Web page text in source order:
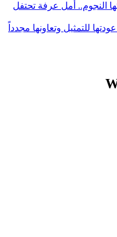
النجوم.. أمل عرفة تحتفل
للتمثيل وتعاونها مجدداً